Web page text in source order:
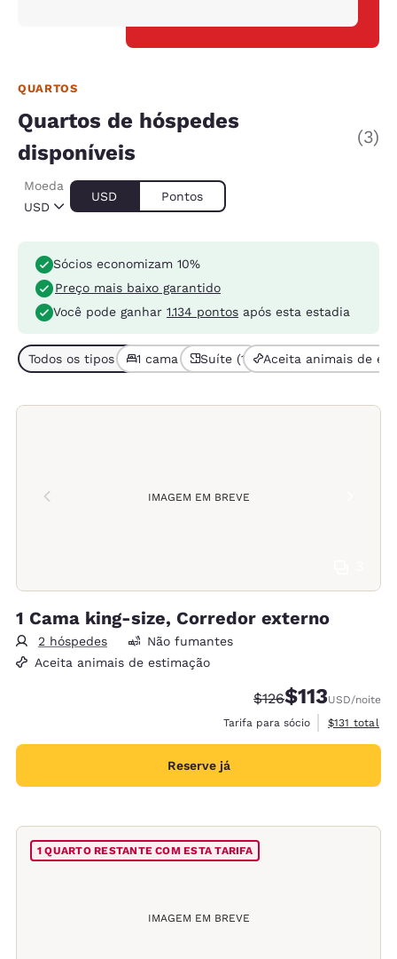
QUARTOS
Quartos de hóspedes
disponíveis
(3)
USD
Moeda
USD Pontos
Sócios economizam 10%
Preço mais baixo garantido
Você pode ganhar 1.134 pontos após esta estadia
Todos os tipos de quarto (3)
1 cama (3)Suíte (1) Aceita animais de
IMAGEM EM BREVE
1 Cama king-size, Corredor externo
2 hóspedes
Não fumantes
Aceita animais de estimação
Tarifa anterior
$126Tarifa com
$113USD/noite
Tarifa para sócio
Exibir
$131 total
Reserve já
IMAGEM EM BREVE
1 QUARTO RESTANTE COM ESTA TARIFA